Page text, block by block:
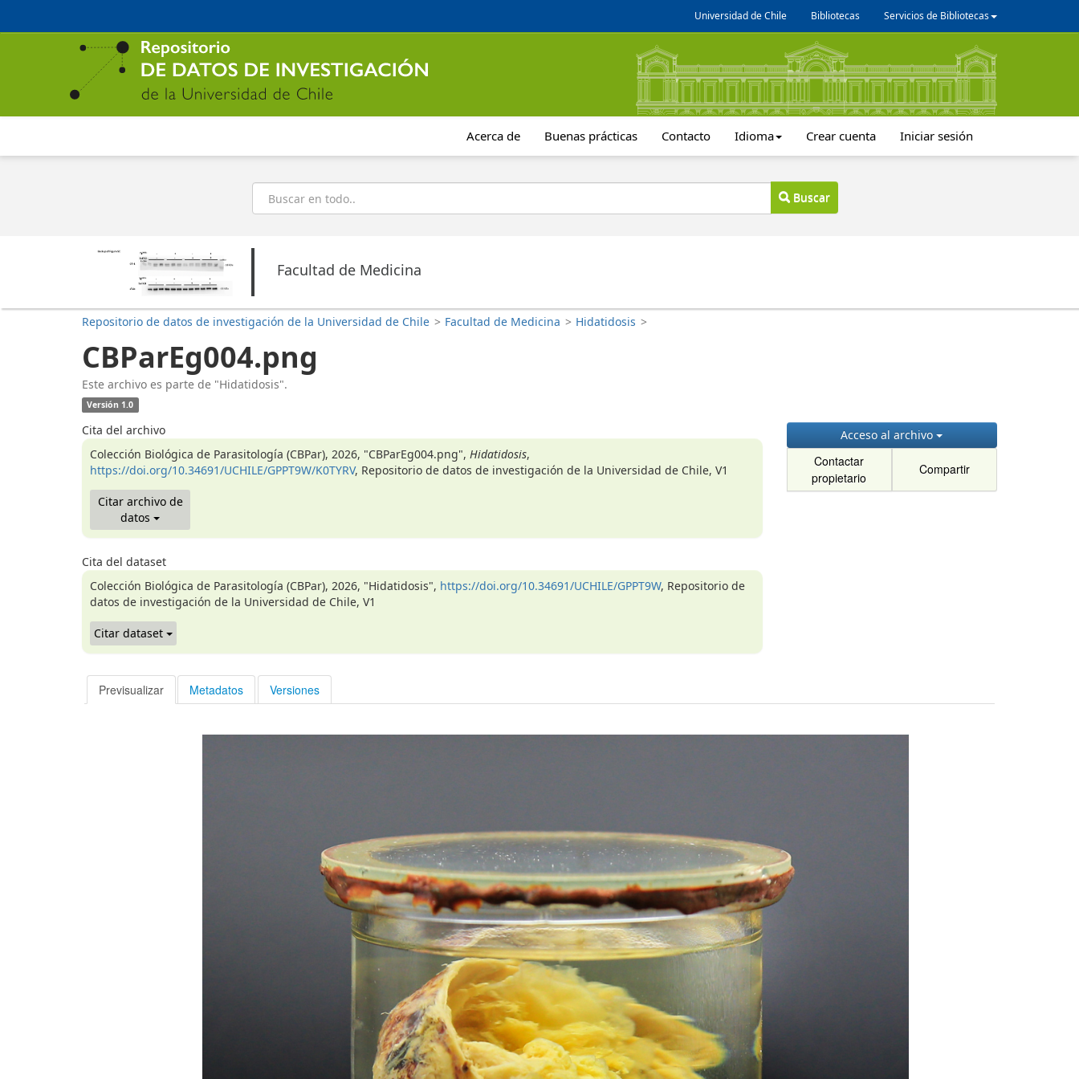
contenido
Universidad de Chile Bibliotecas Servicios de Bibliotecas
Acerca de Buenas prácticas Contacto Idioma Crear cuenta Iniciar sesión
Buscar
Buscar
Facultad de Medicina
Repositorio de datos de investigación de la Universidad de Chile > Facultad de Medicina > Hidatidosis >
CBParEg004.png
Este archivo es parte de "Hidatidosis".
Versión 1.0
Cita del archivo
Colección Biológica de Parasitología (CBPar), 2026, "CBParEg004.png", Hidatidosis,
https://doi.org/10.34691/UCHILE/GPPT9W/K0TYRV, Repositorio de datos de investigación de la Universidad de Chile, V1
Citar archivo de
datos
Cita del dataset
Colección Biológica de Parasitología (CBPar), 2026, "Hidatidosis", https://doi.org/10.34691/UCHILE/GPPT9W, Repositorio de
datos de investigación de la Universidad de Chile, V1
Citar dataset
Acceso al archivo
Contactar
propietario
Compartir
Previsualizar Metadatos Versiones